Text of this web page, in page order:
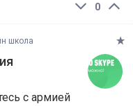
0
школа
с армией